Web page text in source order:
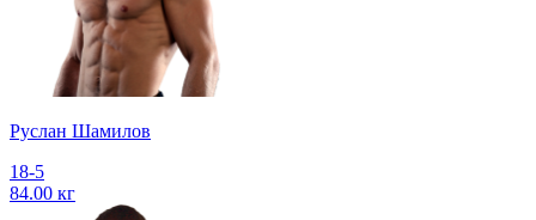
Руслан Шамилов
18-5
84.00 кг